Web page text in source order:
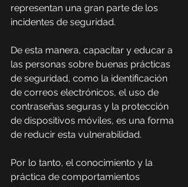
representan una gran parte de los
incidentes de seguridad.
De esta manera, capacitar y educar a
las personas sobre buenas prácticas
de seguridad, como la identificación
de correos electrónicos, el uso de
contraseñas seguras y la protección
de dispositivos móviles, es una forma
de reducir esta vulnerabilidad.
Por lo tanto, el conocimiento y la
práctica de comportamientos